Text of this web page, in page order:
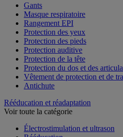
Gants
Masque respiratoire
Rangement EPI
Protection des yeux
Protection des pieds
Protection auditive
Protection de la tête
Protection du dos et des
Vêtement de protection et de
Antichute
Rééducation et réadaptation
Voir toute la catégorie
Électrostimulation et ultrason